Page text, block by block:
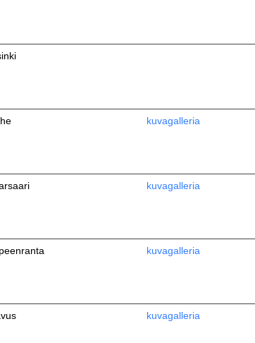
kuvagalleria
kuvagalleria
kuvagalleria
kuvagalleria